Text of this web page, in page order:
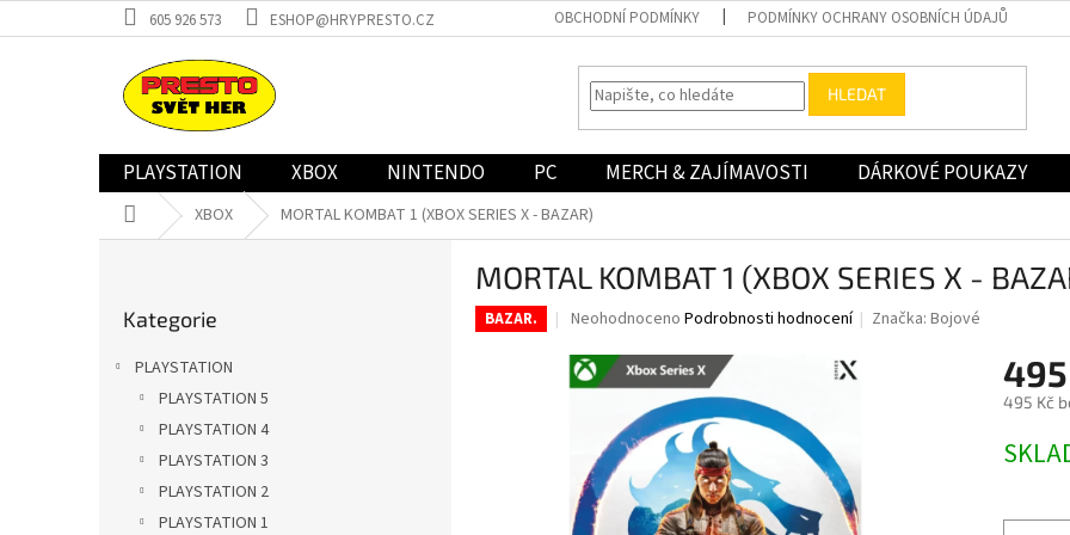
na
605 926 573 ESHOP@HRYPRESTO.CZ OBCHODNÍ PODMÍNKY PODMÍNKY OCHRANY OSOBNÍCH ÚDAJŮ
HLEDAT
PLAYSTATION XBOX NINTENDO PC MERCH & ZAJÍMAVOSTI DÁRKOVÉ POUKAZY
Domů XBOX MORTAL KOMBAT 1 (XBOX SERIES X - BAZAR)
kategorie
Kategorie
PLAYSTATION
PLAYSTATION 5
PLAYSTATION 4
PLAYSTATION 3
PLAYSTATION 2
PLAYSTATION 1
MORTAL KOMBAT 1 (XBOX SERIES X -
BAZAR.
Průměrné
produktu
je
hvězdiček.
Neohodnoceno Podrobnosti hodnocení Značka:Bojové
495 Kč
cena: